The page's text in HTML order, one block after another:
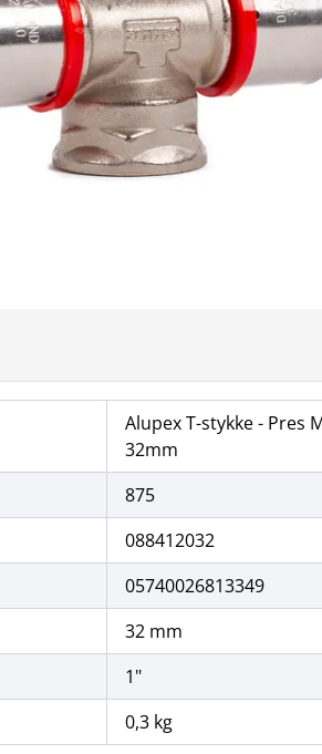
Alupex T-stykke - Pres
32mm
875
088412032
05740026813349
32 mm
1"
0,3 kg